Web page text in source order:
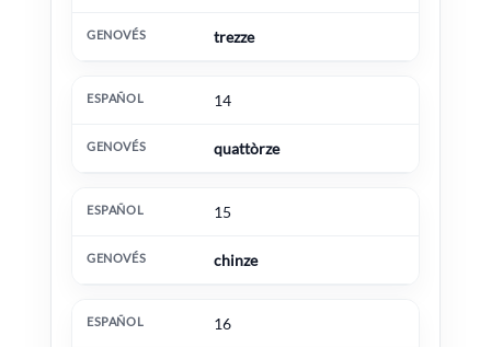
trezze
14
quattòrze
15
chinze
16